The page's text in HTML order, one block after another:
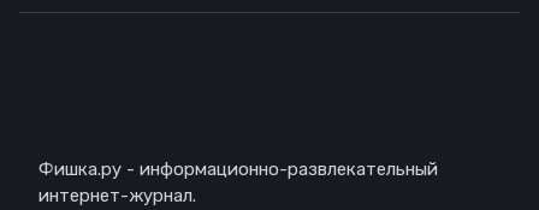
Фишка.ру - информационно-развлекательный
интернет-журнал.